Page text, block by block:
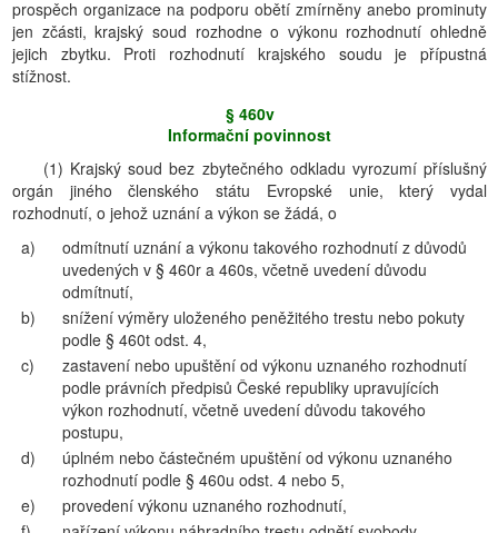
prospěch organizace na podporu obětí zmírněny anebo prominuty
jen zčásti, krajský soud rozhodne o výkonu rozhodnutí ohledně
jejich zbytku. Proti rozhodnutí krajského soudu je přípustná
stížnost.
§ 460v
Informační povinnost
(1) Krajský soud bez zbytečného odkladu vyrozumí příslušný
orgán jiného členského státu Evropské unie, který vydal
rozhodnutí, o jehož uznání a výkon se žádá, o
a)
odmítnutí uznání a výkonu takového rozhodnutí z důvodů
uvedených v § 460r a 460s, včetně uvedení důvodu
odmítnutí,
b)
snížení výměry uloženého peněžitého trestu nebo pokuty
podle § 460t odst. 4,
c)
zastavení nebo upuštění od výkonu uznaného rozhodnutí
podle právních předpisů České republiky upravujících
výkon rozhodnutí, včetně uvedení důvodu takového
postupu,
d)
úplném nebo částečném upuštění od výkonu uznaného
rozhodnutí podle § 460u odst. 4 nebo 5,
e)
provedení výkonu uznaného rozhodnutí,